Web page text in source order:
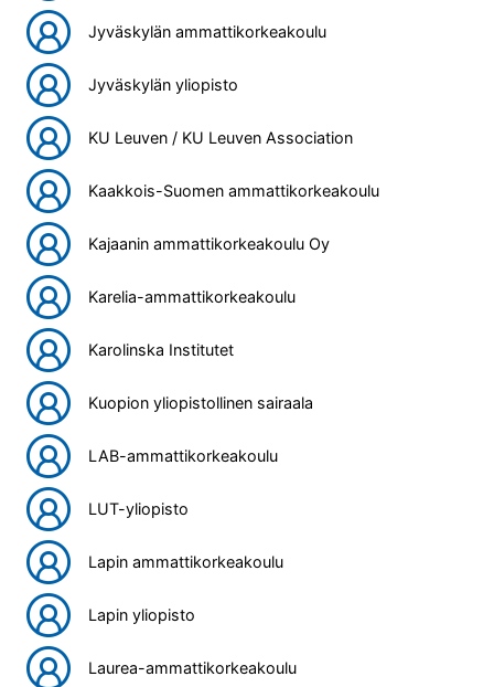
Jyväskylän ammattikorkeakoulu
Jyväskylän yliopisto
KU Leuven / KU Leuven Association
Kaakkois-Suomen ammattikorkeakoulu
Kajaanin ammattikorkeakoulu Oy
Karelia-ammattikorkeakoulu
Karolinska Institutet
Kuopion yliopistollinen sairaala
LAB-ammattikorkeakoulu
LUT-yliopisto
Lapin ammattikorkeakoulu
Lapin yliopisto
Laurea-ammattikorkeakoulu